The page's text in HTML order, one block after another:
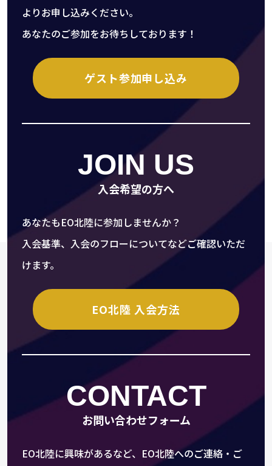
よりお申し込みください。
あなたのご参加をお待ちしております！
ゲスト参加申し込み
JOIN US
入会希望の方へ
あなたもEO北陸に参加しませんか？
入会基準、入会のフローについてなどご確認いただ
けます。
EO北陸 入会方法
CONTACT
お問い合わせフォーム
EO北陸に興味があるなど、EO北陸へのご連絡・ご